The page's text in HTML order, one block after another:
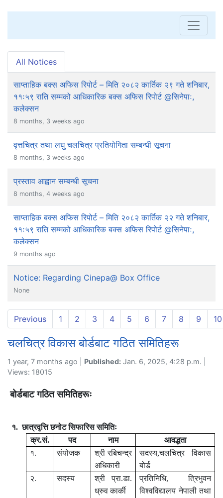
All Notices
साप्ताहिक बक्स अफिस रिपोर्ट – मिति २०८२ कार्तिक २९ गते शनिबार,
११ः५९ राति सम्मको आधिकारिक बक्स अफिस रिपोर्ट @सिनेपाः,
कलेक्सन
8 months, 3 weeks ago
वृत्तचित्र तथा लघु चलचित्र प्रतियोगिता सम्बन्धी सूचना
8 months, 3 weeks ago
प्रस्ताव आह्वान सम्बन्धी सूचना
8 months, 4 weeks ago
साप्ताहिक बक्स अफिस रिपोर्ट – मिति २०८२ कार्तिक २२ गते शनिबार,
११ः५९ राति सम्मको आधिकारिक बक्स अफिस रिपोर्ट @सिनेपाः,
कलेक्सन
9 months ago
Notice: Regarding Cinepa@ Box Office
None
Previous 1 2 3 4 5 6 7 8 9 10
चलचित्र विकास बोर्डबाट गठित समितिहरू
1 year, 7 months ago | Published: Jan. 6, 2025, 4:28 p.m. |
Views: 18015
बोर्डबाट गठित समितिहरूः
१. छात्रवृत्ति छनोट सिफारिस समितिः
क्र.सं.
पद नाम
आवद्धता
१.
संयोजक
श्री रबिचन्द्र
अधिकारी
सदस्य,चलचित्र विकास
बोर्ड
२.
सदस्य श्री
प्रा.डा.
ध्रुव कार्की
प्रतिनिधि, त्रिभुवन
विश्वविद्यालय नेपाली तथा